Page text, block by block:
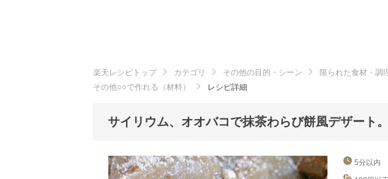
楽天レシピトップ カテゴリ その他の目的・シーン
限られた食材・調
その他○○で作れる（材料）
レシピ詳細
サイリウム、オオバコで抹茶わらび餅風デザート
5分以内